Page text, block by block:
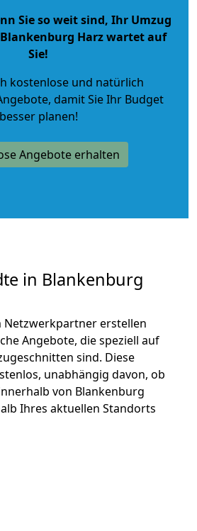
Sie so weit sind, Ihr Umzug
Harz wartet auf
Sie!
kostenlose und natürlich
, damit Sie Ihr Budget
besser planen!
Angebote erhalten
in Blankenburg
erstellen
Angebote, die speziell auf
sind. Diese
unabhängig davon, ob
von Blankenburg
Ihres aktuellen Standorts